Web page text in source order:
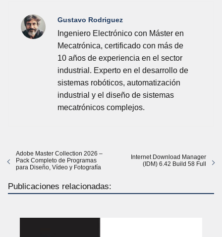
Gustavo Rodriguez
Ingeniero Electrónico con Máster en
Mecatrónica, certificado con más de
10 años de experiencia en el sector
industrial. Experto en el desarrollo de
sistemas robóticos, automatización
industrial y el diseño de sistemas
mecatrónicos complejos.
Adobe Master Collection 2026 –
Pack Completo de Programas
para Diseño, Vídeo y Fotografía
Internet Download Manager
(IDM) 6.42 Build 58 Full
Publicaciones relacionadas: